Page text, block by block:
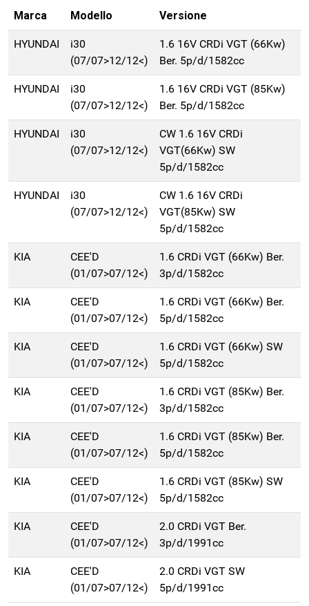
Marca Modello Versione
HYUNDAI
i30
(07/07>12/12<)
1.6 16V CRDi VGT (66Kw)
Ber. 5p/d/1582cc
HYUNDAI
i30
(07/07>12/12<)
1.6 16V CRDi VGT (85Kw)
Ber. 5p/d/1582cc
HYUNDAI
i30
(07/07>12/12<)
CW 1.6 16V CRDi
VGT(66Kw) SW
5p/d/1582cc
HYUNDAI
i30
(07/07>12/12<)
CW 1.6 16V CRDi
VGT(85Kw) SW
5p/d/1582cc
KIA
CEE'D
(01/07>07/12<)
1.6 CRDi VGT (66Kw) Ber.
3p/d/1582cc
KIA
CEE'D
(01/07>07/12<)
1.6 CRDi VGT (66Kw) Ber.
5p/d/1582cc
KIA
CEE'D
(01/07>07/12<)
1.6 CRDi VGT (66Kw) SW
5p/d/1582cc
KIA
CEE'D
(01/07>07/12<)
1.6 CRDi VGT (85Kw) Ber.
3p/d/1582cc
KIA
CEE'D
(01/07>07/12<)
1.6 CRDi VGT (85Kw) Ber.
5p/d/1582cc
KIA
CEE'D
(01/07>07/12<)
1.6 CRDi VGT (85Kw) SW
5p/d/1582cc
KIA
CEE'D
(01/07>07/12<)
2.0 CRDi VGT Ber.
3p/d/1991cc
KIA
CEE'D
(01/07>07/12<)
2.0 CRDi VGT SW
5p/d/1991cc